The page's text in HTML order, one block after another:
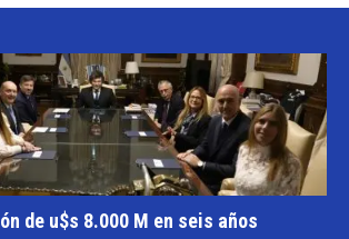
de u$s 8.000 M en seis años